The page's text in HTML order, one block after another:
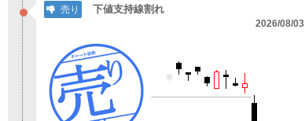
売り 下値支持線割れ
2026/08/03